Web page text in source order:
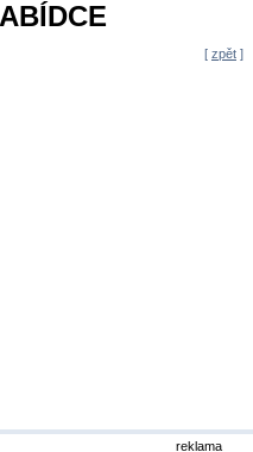
[ zpět ]
reklama